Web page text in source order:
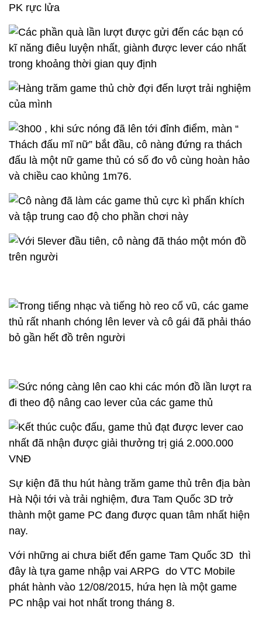
Sự kiện đã thu hút hàng trăm game thủ trên địa bàn
Hà Nội tới và trải nghiệm, đưa Tam Quốc 3D trở
thành một game PC đang được quan tâm nhất hiện
nay.
Với những ai chưa biết đến game Tam Quốc 3D thì
đây là tựa game nhập vai ARPG do VTC Mobile
phát hành vào 12/08/2015, hứa hẹn là một game
PC nhập vai hot nhất trong tháng 8.